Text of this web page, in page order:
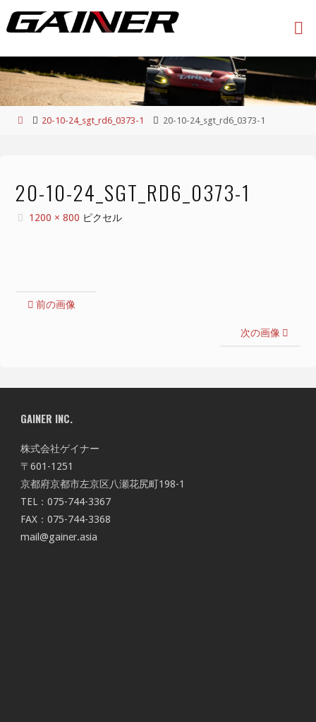
ン
ツ
へ
ホ
20-10-24_sgt_rd6_0373-1 20-10-24_sgt_rd6_0373-1
20-10-24_SGT_RD6_0373-1
フ
1200 × 800 ピクセル
前の画像
次の画像
GAINER INC.
株式会社ゲイナー
〒601-1251
京都府京都市左京区八瀬花尻町198-1
TEL：075-744-3367
FAX：075-744-3368
mail@gainer.asia